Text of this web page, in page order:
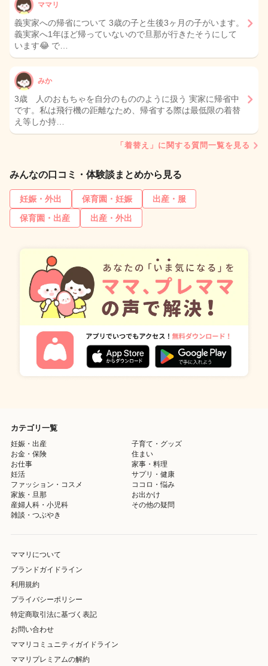
ママリ
義実家への帰省について 3歳の子と生後3ヶ月の子がいます。
義実家へ1年ほど帰っていないので旦那が行きたそうにして
います😂 で…
みか
3歳 人のおもちゃを自分のもののように扱う 実家に帰省中
です。私は飛行機の距離なため、帰省する際は最低限の着替
え等しか持…
「着替え」に関する質問一覧を見る
みんなの口コミ・体験談まとめから見る
妊娠・外出 保育園・妊娠
出産・服
保育園・出産
出産・外出
カテゴリ一覧
妊娠・出産
子育て・グッズ
お金・保険
住まい
お仕事
家事・料理
妊活
サプリ・健康
ファッション・コスメ
ココロ・悩み
家族・旦那
お出かけ
産婦人科・小児科
その他の疑問
雑談・つぶやき
ママリについて
ブランドガイドライン
利用規約
プライバシーポリシー
特定商取引法に基づく表記
お問い合わせ
ママリコミュニティガイドライン
ママリプレミアムの解約